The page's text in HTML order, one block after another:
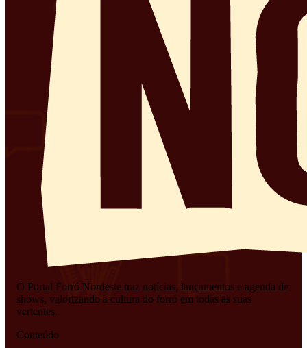
O Portal Forró Nordeste traz notícias, lançamentos e agenda de
shows, valorizando a cultura do forró em todas as suas
vertentes.
Conteúdo